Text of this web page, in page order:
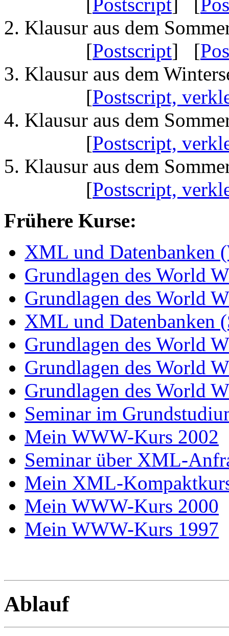
Postscript
Klausur aus dem
[Postscript] [
Klausur aus dem
[Postscript,
Klausur aus dem
[Postscript,
Klausur aus dem
[Postscript,
Frühere Kurse:
XML und Datenbanken
Grundlagen des World
Grundlagen des World
XML und Datenbanken
Grundlagen des World
Grundlagen des World
Grundlagen des World
Seminar im
Mein WWW-Kurs 2002
Seminar über XML-
Mein XML-
Mein WWW-Kurs 2000
Mein WWW-Kurs 1997
Ablauf